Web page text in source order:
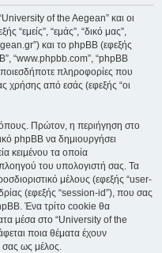
of the Aegean” και οι
“εμείς”, “εμάς”, “δικό μας”,
και το phpBB (εφεξής
“www.phpbb.com”, “phpBB
πληροφορίες που
χρήσης από εσάς (εφεξής “οι
Πρώτον, η περιήγηση στο
phpBB να δημιουργήσει
κειμένου τα οποία
του υπολογιστή σας. Τα
μέλους (εφεξής “user-
(εφεξής “session-id”), που σας
Ένα τρίτο cookie θα
μέσα στο “University of the
ποια θέματα έχουν
σας ως μέλος.